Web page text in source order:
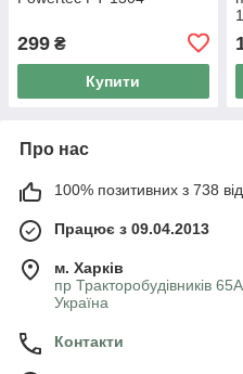
299 ₴
Купити
Про нас
100% позитивних з 738
Працює з 09.04.2013
м. Харків
пр Тракторобудівників
Україна
Контакти